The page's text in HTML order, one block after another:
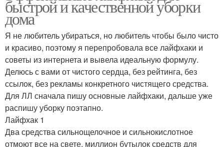
быстрой и качественной уборки
дома
Я не любитель убираться, но любитель чтобы было чисто
и красиво, поэтому я перепробовала все лайфхаки и
советы из интернета и вывела идеальную формулу.
Делюсь с вами от чистого сердца, без рейтинга, без
ссылок, без рекламы конкретного чистящего средства.
Для ЛЛ сначала пишу основные лайфхаки, дальше уже
распишу уборку поэтапно.
Лайфхак 1
Два средства сильнощелочное и сильнокислотное
отмоют все на свете, миллион бутылок средств для